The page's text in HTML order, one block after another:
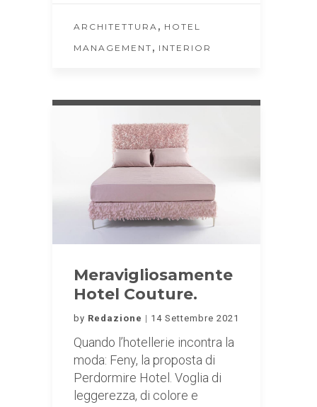
ARCHITETTURA , HOTEL
MANAGEMENT , INTERIOR
Meravigliosamente
Hotel Couture.
by Redazione 14 Settembre 2021
Quando l’hotellerie incontra la
moda: Feny, la proposta di
Perdormire Hotel. Voglia di
leggerezza, di colore e